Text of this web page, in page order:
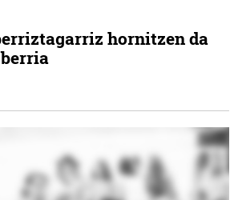
hornitzen da